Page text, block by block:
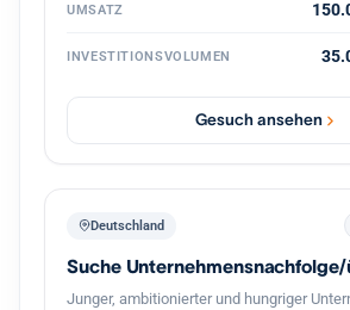
garantiert.
UMSATZ
INVESTITIONSVOLUMEN
Gesuch ansehen
Deutschland
Suche
Junger, ambitionierter und hungriger